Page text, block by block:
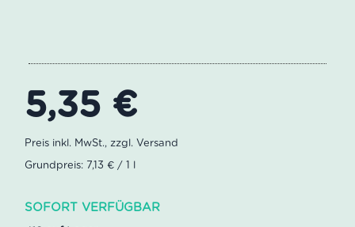
5,35 €
Grundpreis: 7,13 € / 1 l
SOFORT VERFÜGBAR